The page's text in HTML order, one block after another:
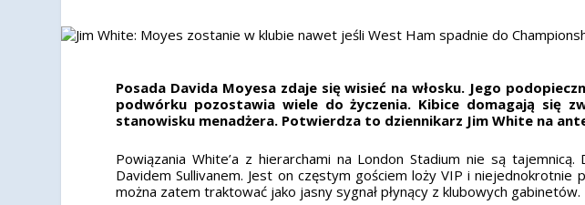
Posada Davida Moyesa zdaje się wisieć na włosku. Jego
podwórku pozostawia wiele do życzenia. Kibice domagają się
stanowisku menadżera. Potwierdza to dziennikarz Jim White na
Powiązania White’a z hierarchami na London Stadium nie są
Davidem Sullivanem. Jest on częstym gościem loży VIP i
można zatem traktować jako jasny sygnał płynący z klubowych gabinetów.